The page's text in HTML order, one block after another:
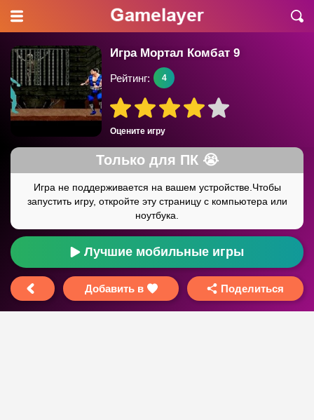
Игра Мортал Комбат 9
Оцените игру
Рейтинг: 4
Лучшие мобильные игры
Добавить в Поделиться